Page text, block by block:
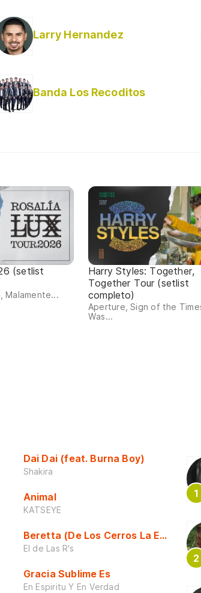
Larry Hernandez
Banda Los Recoditos
(setlist
Malamente...
Harry Styles: Together,
Together Tour (setlist
completo)
Aperture, Sign of the
Was...
Dai Dai (feat. Burna Boy)
Shakira
Animal
KATSEYE
Beretta (De Los Cerros La Escuela)
El de Las R's
Gracia Sublime Es
En Espiritu Y En Verdad